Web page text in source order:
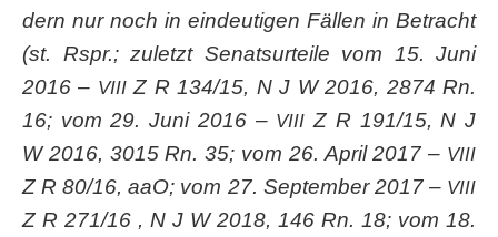
dern nur noch in ein­deu­ti­gen Fäl­len in Betracht
(st. Rspr.; zuletzt Senats­ur­tei­le vom 15. Juni
2016 – VIIIZ R 134/15, N J W 2016, 2874 Rn.
16; vom 29. Juni 2016 – VIII Z R 191/15, N J
W 2016, 3015 Rn. 35; vom 26. April 2017 – VIII
Z R 80/16, aaO; vom 27. Sep­tem­ber 2017 – VIII
Z R 271/16 , N J W 2018, 146 Rn. 18; vom 18.